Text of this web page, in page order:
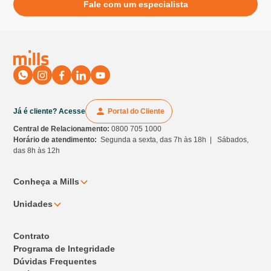
Fale com um especialista
Já é cliente? Acesse Portal do Cliente
Central de Relacionamento:0800 705 1000
Horário de atendimento:Segunda a sexta, das 7h às 18h | Sábados,
das 8h às 12h
Conheça a Mills
Unidades
Contrato
Programa de Integridade
Dúvidas Frequentes